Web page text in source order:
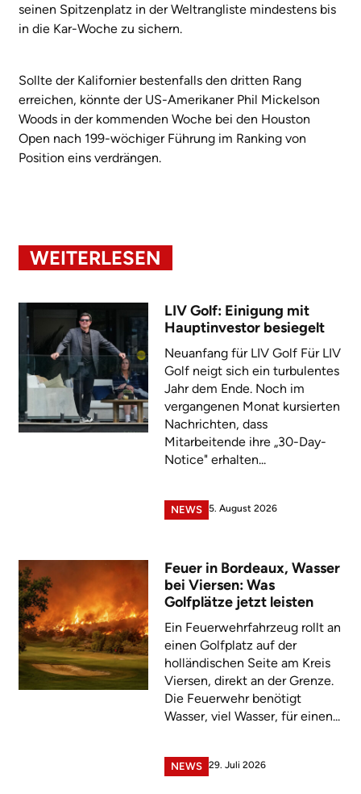
seinen Spitzenplatz in der Weltrangliste mindestens bis
in die Kar-Woche zu sichern.
Sollte der Kalifornier bestenfalls den dritten Rang
erreichen, könnte der US-Amerikaner Phil Mickelson
Woods in der kommenden Woche bei den Houston
Open nach 199-wöchiger Führung im Ranking von
Position eins verdrängen.
WEITERLESEN
LIV Golf: Einigung mit
Hauptinvestor besiegelt
Neuanfang für LIV Golf Für LIV
Golf neigt sich ein turbulentes
Jahr dem Ende. Noch im
vergangenen Monat kursierten
Nachrichten, dass
Mitarbeitende ihre „30-Day-
Notice" erhalten...
NEWS 5. August 2026
Feuer in Bordeaux, Wasser
bei Viersen: Was
Golfplätze jetzt leisten
Ein Feuerwehrfahrzeug rollt an
einen Golfplatz auf der
holländischen Seite am Kreis
Viersen, direkt an der Grenze.
Die Feuerwehr benötigt
Wasser, viel Wasser, für einen...
NEWS 29. Juli 2026